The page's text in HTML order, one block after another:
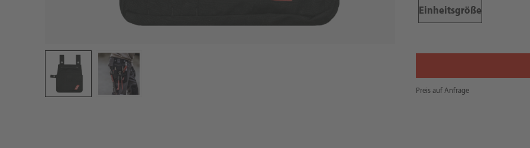
Einheitsgröße
Preis auf Anfrage